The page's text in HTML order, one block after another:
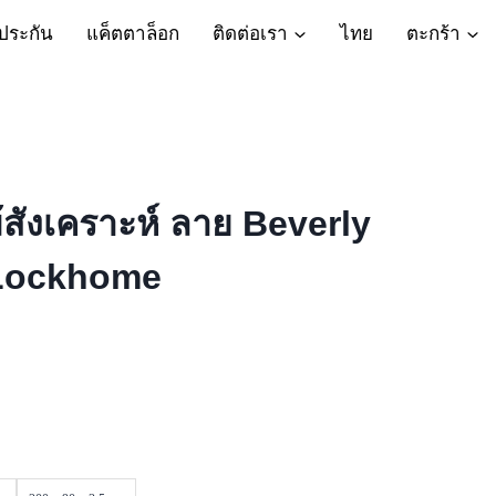
ระกัน แค็ตตาล็อก ติดต่อเรา ไทย ตะกร้า
งเคราะห์ ลาย Beverly